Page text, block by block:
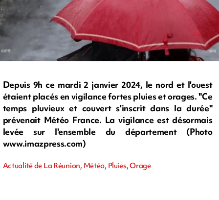
Depuis 9h ce mardi 2 janvier 2024, le nord et l'ouest
étaient placés en vigilance fortes pluies et orages. "Ce
temps pluvieux et couvert s'inscrit dans la durée"
prévenait Météo France. La vigilance est désormais
levée sur l'ensemble du département (Photo
www.imazpress.com)
Actualité de La Réunion, Météo, Pluies, Orage